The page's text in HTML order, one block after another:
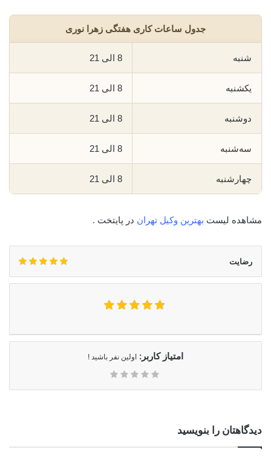
جدول ساعات کاری هفتگی زهرا نوری
شنبه 8 الی 21
یکشنبه 8 الی 21
دوشنبه 8 الی 21
سه‌شنبه 8 الی 21
چهارشنبه 8 الی 21
مشاهده لیست بهترین وکیل تهران در پایتخت .
رضایت
امتیاز کاربر: اولین نفر باشید !
دیدگاهتان را بنویسید